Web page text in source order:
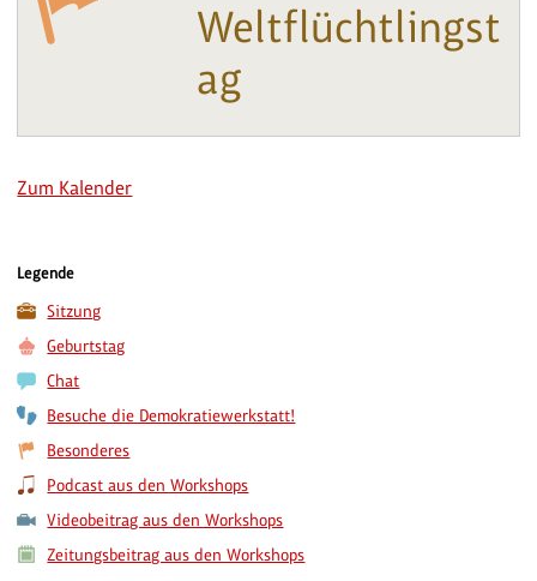
Weltflüchtlingst
ag
Zum Kalender
Legende
Sitzung
Geburtstag
Chat
Besuche die Demokratiewerkstatt!
Besonderes
Podcast aus den Workshops
Videobeitrag aus den Workshops
Zeitungsbeitrag aus den Workshops